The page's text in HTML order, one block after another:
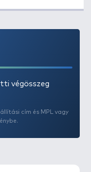
végösszeg
cím és MPL vagy